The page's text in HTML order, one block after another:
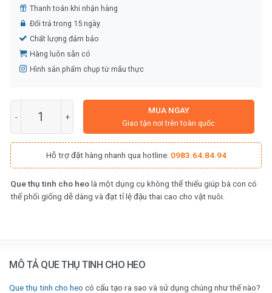
Thanh toán khi nhận hàng
Đổi trả trong 15 ngày
Chất lượng đảm bảo
Hàng luôn sẵn có
Hình sản phẩm chụp từ mẫu thực
MUA NGAY
Giao tận nơi trên toàn quốc
Hỗ trợ đặt hàng nhanh qua hotline: 0983.64.84.94
Que thụ tinh cho heolà một dụng cụ không thể thiếu giúp bà con có
thể phối giống dễ dàng và đạt tỉ lệ đậu thai cao cho vật nuôi.
MÔ TẢ QUE THỤ TINH CHO HEO
Que thụ tinh cho heo có cấu tạo ra sao và sử dụng chúng như thế nào?